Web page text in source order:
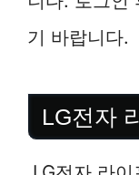
기 바랍니다.
LG전자